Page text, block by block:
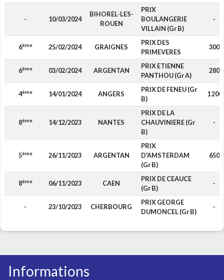
- 10/03/2024
BIHOREL-LES-
ROUEN
PRIX
BOULANGERIE
VILLAIN (Gr B)
-
6ème 25/02/2024 GRAIGNES
PRIX DES
PRIMEVERES
300
6ème 03/02/2024 ARGENTAN
PRIX ETIENNE
PANTHOU (Gr A)
280
4ème 14/01/2024 ANGERS
PRIX DE FENEU (Gr
B)
1 200
8ème 14/12/2023 NANTES
PRIX DE LA
CHAUVINIERE (Gr
B)
-
5ème 26/11/2023 ARGENTAN
PRIX
D'AMSTERDAM
(Gr B)
650
8ème 06/11/2023 CAEN
PRIX DE CEAUCE
(Gr B)
-
- 23/10/2023 CHERBOURG
PRIX GEORGE
DUMONCEL (Gr B)
-
Informations